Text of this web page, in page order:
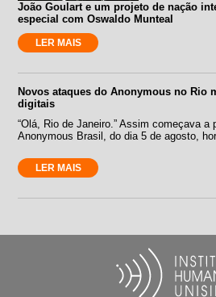
João Goulart e um projeto de nação
especial com Oswaldo Munteal
LER MAIS
Novos ataques do Anonymous no Rio
digitais
“Olá, Rio de Janeiro.” Assim começava
Anonymous Brasil, do dia 5 de agosto,
LER MAIS